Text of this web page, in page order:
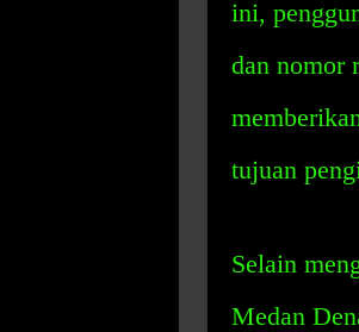
ini,
dan nomor
tujuan
Selain
Medan